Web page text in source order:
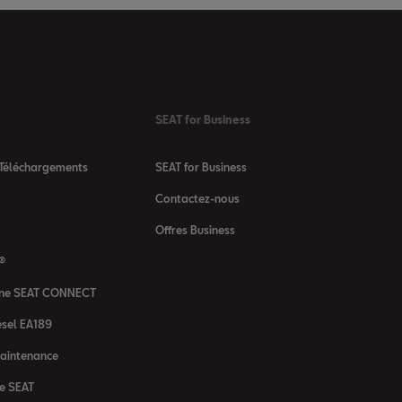
SEAT CONNECT
EA189
SEAT
SEAT for Business
SEAT for Business
Contactez-nous
Offres Business